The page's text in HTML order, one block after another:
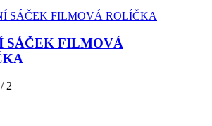
SÁČEK FILMOVÁ
2